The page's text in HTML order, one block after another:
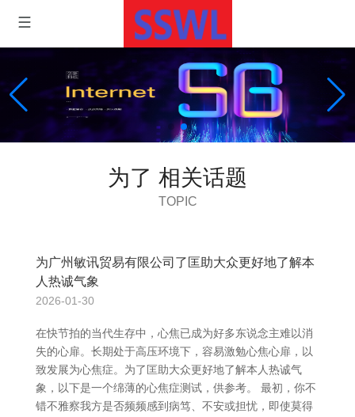
为了 相关话题
TOPIC
为广州敏讯贸易有限公司了匡助大众更好地了解本
人热诚气象
2026-01-30
在快节拍的当代生存中，心焦已成为好多东说念主难以消
失的心扉。长期处于高压环境下，容易激勉心焦心扉，以
致发展为心焦症。为了匡助大众更好地了解本人热诚气
象，以下是一个绵薄的心焦症测试，供参考。 最初，你不
错不雅察我方是否频频感到病笃、不安或担忧，即使莫得